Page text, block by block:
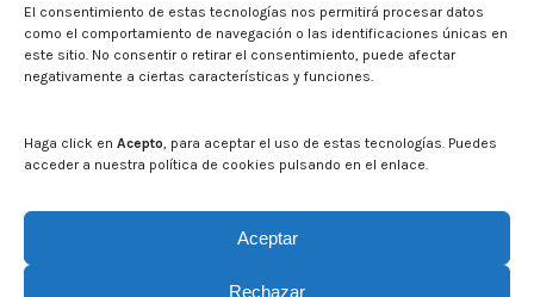
El consentimiento de estas tecnologías nos permitirá procesar datos
como el comportamiento de navegación o las identificaciones únicas en
este sitio. No consentir o retirar el consentimiento, puede afectar
negativamente a ciertas características y funciones.
Haga click en Acepto, para aceptar el uso de estas tecnologías. Puedes
acceder a nuestra política de cookies pulsando en el enlace.
Aceptar
Rechazar
Boletín electrónico cita2
Contact
Search on CITA website